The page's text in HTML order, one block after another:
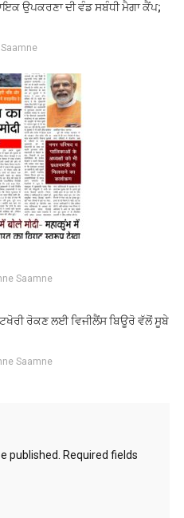
ਉਪਕਰਣਾ ਦੀ ਵੰਡ ਸਬੰਧੀ ਮੈਗਾ ਕੈਂਪ;
Saamne
ਰੋਕਣ ਲਈ ਵਿਜੀਲੈਂਸ ਬਿਊਰੋ ਵੱਲੋਂ ਸੂਬੇ
Saamne
published.
Required fields